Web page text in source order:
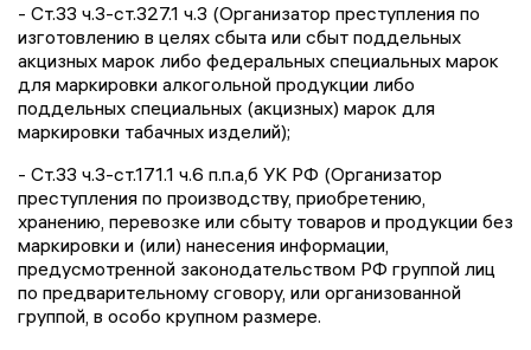
- Ст.33 ч.3-ст.327.1 ч.3 (Организатор преступления по
изготовлению в целях сбыта или сбыт поддельных
акцизных марок либо федеральных специальных марок
для маркировки алкогольной продукции либо
поддельных специальных (акцизных) марок для
маркировки табачных изделий);
- Ст.33 ч.3-ст.171.1 ч.6 п.п.а,б УК РФ (Организатор
преступления по производству, приобретению,
хранению, перевозке или сбыту товаров и продукции без
маркировки и (или) нанесения информации,
предусмотренной законодательством РФ группой лиц
по предварительному сговору, или организованной
группой, в особо крупном размере.